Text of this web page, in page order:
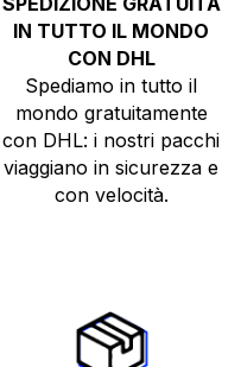
IN TUTTO IL MONDO
CON DHL
Spediamo in tutto il
mondo gratuitamente
con DHL: i nostri pacchi
viaggiano in sicurezza e
con velocità.